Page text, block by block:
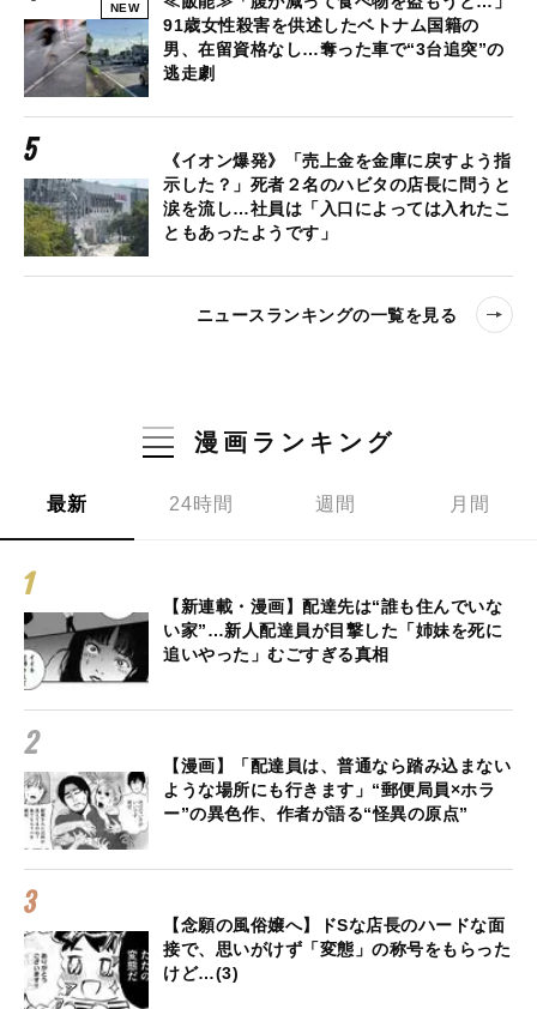
NEW
91歳女性殺害を供述したベトナム国籍の
男、在留資格なし…奪った車で“3台追突”の
逃走劇
《イオン爆発》「売上金を金庫に戻すよう指
示した？」死者２名のハビタの店長に問うと
涙を流し…社員は「入口によっては入れたこ
ともあったようです」
ニュースランキングの一覧を見る
漫画ランキング
最新 24時間 週間 月間
【新連載・漫画】配達先は“誰も住んでいな
い家”…新人配達員が目撃した「姉妹を死に
追いやった」むごすぎる真相
【漫画】「配達員は、普通なら踏み込まない
ような場所にも行きます」“郵便局員×ホラ
ー”の異色作、作者が語る“怪異の原点”
【念願の風俗嬢へ】ドSな店長のハードな面
接で、思いがけず「変態」の称号をもらった
けど…(3)